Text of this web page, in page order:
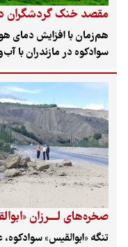
مقصد خنک گردشگران
هم‌زمان با افزایش دمای
سوادکوه در مازندران با
پدیده اقیانوس ابر، به
طبیعت‌گردی تبدیل
صخره‌های لــــرزان